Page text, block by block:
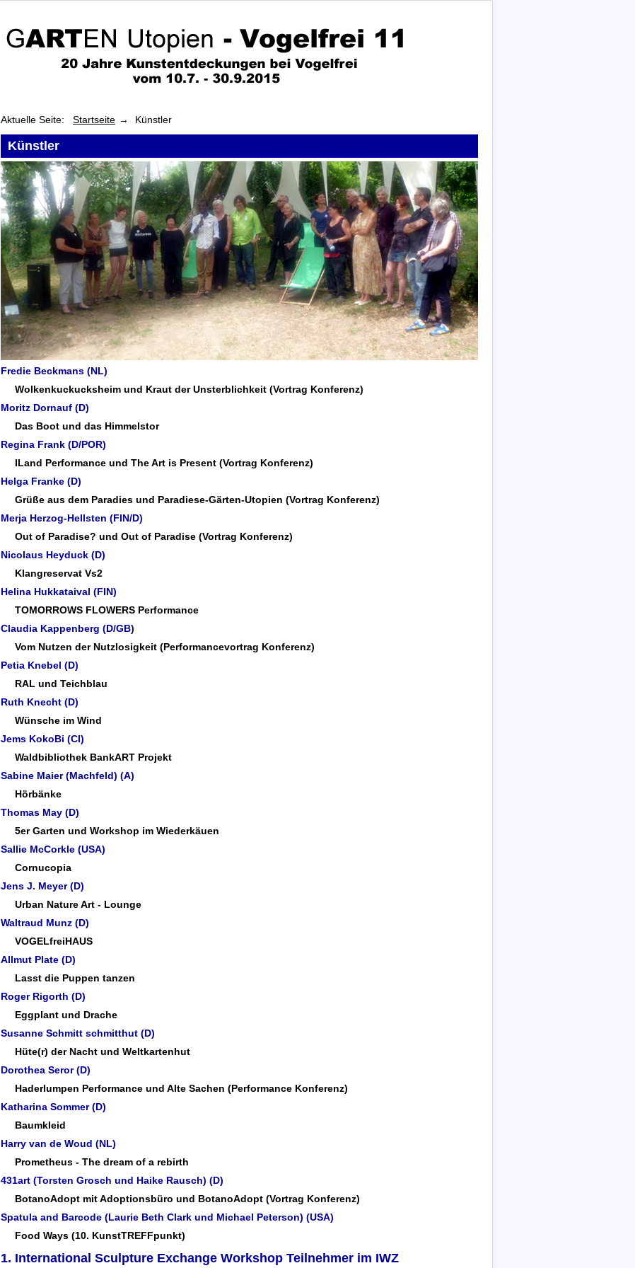
Aktuelle Seite: Startseite Künstler
Künstler
Fredie Beckmans (NL)
Wolkenkuckucksheim und Kraut der Unsterblichkeit (Vortrag Konferenz)
Moritz Dornauf (D)
Das Boot und das Himmelstor
Regina Frank (D/POR)
ILand Performance und The Art is Present (Vortrag Konferenz)
Helga Franke (D)
Grüße aus dem Paradies und Paradiese-Gärten-Utopien (Vortrag Konferenz)
Merja Herzog-Hellsten (FIN/D)
Out of Paradise? und Out of Paradise (Vortrag Konferenz)
Nicolaus Heyduck (D)
Klangreservat Vs2
Helina Hukkataival (FIN)
TOMORROWS FLOWERS Performance
Claudia Kappenberg (D/GB)
Vom Nutzen der Nutzlosigkeit (Performancevortrag Konferenz)
Petia Knebel (D)
RAL und Teichblau
Ruth Knecht (D)
Wünsche im Wind
Jems KokoBi (CI)
Waldbibliothek BankART Projekt
Sabine Maier (Machfeld) (A)
Hörbänke
Thomas May (D)
5er Garten und Workshop im Wiederkäuen
Sallie McCorkle (USA)
Cornucopia
Jens J. Meyer (D)
Urban Nature Art - Lounge
Waltraud Munz (D)
VOGELfreiHAUS
Allmut Plate (D)
Lasst die Puppen tanzen
Roger Rigorth (D)
Eggplant und Drache
Susanne Schmitt schmitthut (D)
Hüte(r) der Nacht und Weltkartenhut
Dorothea Seror (D)
Haderlumpen Performance und Alte Sachen (Performance Konferenz)
Katharina Sommer (D)
Baumkleid
Harry van de Woud (NL)
Prometheus - The dream of a rebirth
431art (Torsten Grosch und Haike Rausch) (D)
BotanoAdopt mit Adoptionsbüro und BotanoAdopt (Vortrag Konferenz)
Spatula and Barcode (Laurie Beth Clark und Michael Peterson) (USA)
Food Ways (10. KunstTREFFpunkt)
1. International Sculpture Exchange Workshop Teilnehmer im IWZ